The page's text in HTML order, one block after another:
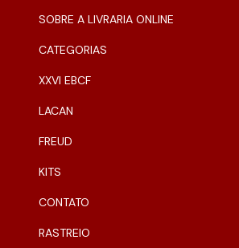
SOBRE A LIVRARIA ONLINE
CATEGORIAS
XXVI EBCF
LACAN
FREUD
KITS
CONTATO
RASTREIO